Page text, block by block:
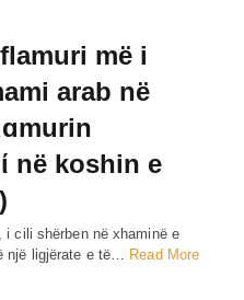
më i
arab në
në koshin e
i cili shërben në xhaminë e
një ligjërate e të… Read More